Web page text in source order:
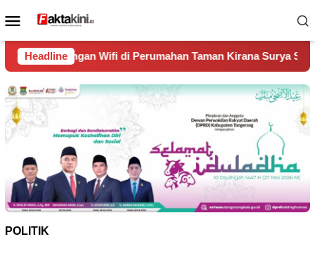
ke
Menu
Mobile
Headline
di Perumahan Taman Kirana Surya Solear Spanyol
POLITIK